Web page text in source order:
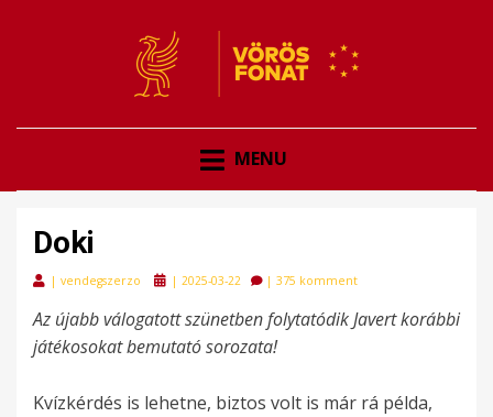
VÖRÖS FONAT
MENU
Doki
| vendegszerzo
Posted
| 2025-03-22 | 375 komment
Az újabb válogatott szünetben folytatódik Javert korábbi
játékosokat bemutató sorozata!
Kvízkérdés is lehetne, biztos volt is már rá példa,